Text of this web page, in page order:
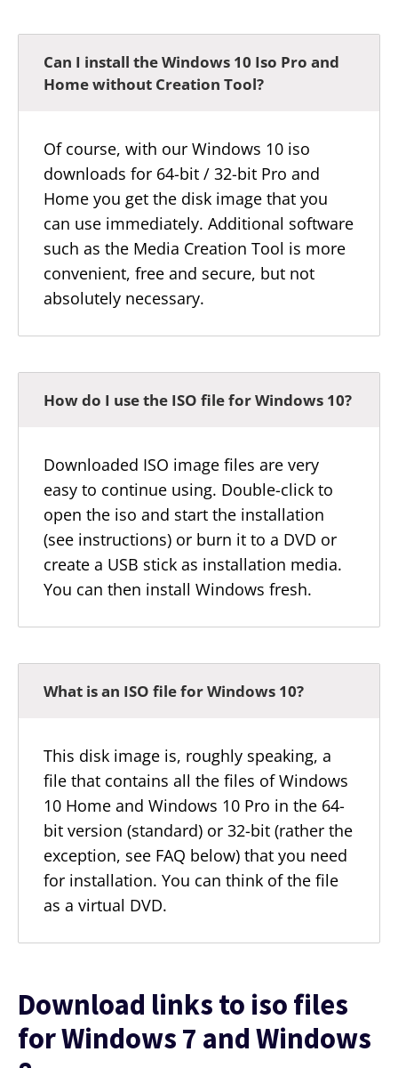
Can I install the Windows 10 Iso Pro and
Home without Creation Tool?
Of course, with our Windows 10 iso
downloads for 64-bit / 32-bit Pro and
Home you get the disk image that you
can use immediately. Additional software
such as the Media Creation Tool is more
convenient, free and secure, but not
absolutely necessary.
How do I use the ISO file for Windows 10?
Downloaded ISO image files are very
easy to continue using. Double-click to
open the iso and start the installation
(see instructions) or burn it to a DVD or
create a USB stick as installation media.
You can then install Windows fresh.
What is an ISO file for Windows 10?
This disk image is, roughly speaking, a
file that contains all the files of Windows
10 Home and Windows 10 Pro in the 64-
bit version (standard) or 32-bit (rather the
exception, see FAQ below) that you need
for installation. You can think of the file
as a virtual DVD.
Download links to iso files
for Windows 7 and Windows